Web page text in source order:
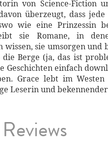
von Science-Fiction
überzeugt, dass
wie eine Prinzessin
sie Romane, in
sie umsorgen und
Berge (ja, das ist
Geschichten einfach
Grace lebt im
Leserin und
Reviews